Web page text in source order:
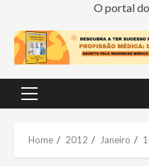
O portal
Primary
Home 2012 Janeiro